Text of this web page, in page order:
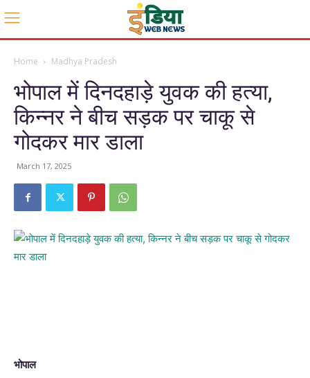
Home Madhya Pradesh
भोपाल में दिनदहाड़े युवक की हत्या,
किन्नर ने बीच सड़क पर चाकू से
गोदकर मार डाला
March 17, 2025
भोपाल